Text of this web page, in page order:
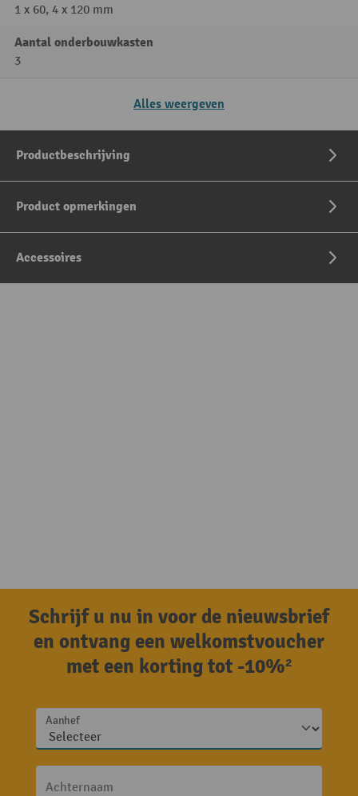
1 x 60, 4 x 120 mm
Aantal onderbouwkasten
3
Alles weergeven
Productbeschrijving
Product opmerkingen
Accessoires
Schrijf u nu in voor de nieuwsbrief
en ontvang een welkomstvoucher
met een korting tot -10%²
Aanhef
Achternaam